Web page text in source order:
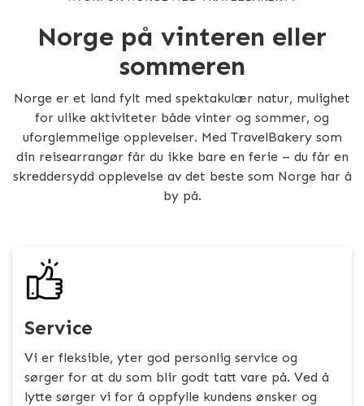
Norge på vinteren eller
sommeren
Norge er et land fylt med spektakulær natur, mulighet
for ulike aktiviteter både vinter og sommer, og
uforglemmelige opplevelser. Med TravelBakery som
din reisearrangør får du ikke bare en ferie – du får en
skreddersydd opplevelse av det beste som Norge har å
by på.
Service
Vi er fleksible, yter god personlig service og
sørger for at du som blir godt tatt vare på. Ved å
lytte sørger vi for å oppfylle kundens ønsker og